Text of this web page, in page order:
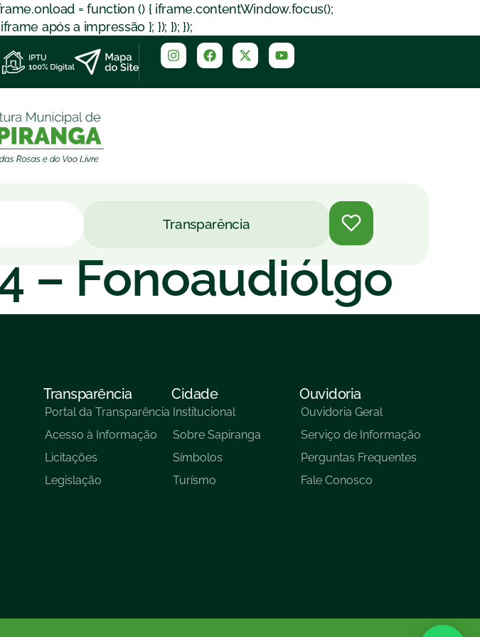
= function () { iframe.contentWindow.focus();
após a impressão }; }); }); });
Transparência
– Fonoaudiólgo
Transparência
Portal da Transparência
Acesso à Informação
Licitações
Legislação
Cidade
Institucional
Sobre Sapiranga
Símbolos
Turísmo
Ouvidoria
Ouvidoria Geral
Serviço de Informação
Perguntas Frequentes
Fale Conosco